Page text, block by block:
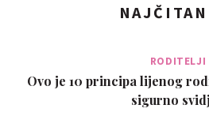
RODITELJI
Ovo je 10 principa lijenog
sigurno